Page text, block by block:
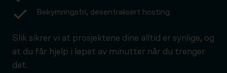
Bekymringsfri, desentralisert hosting.
Slik sikrer vi at prosjektene dine alltid er synlige, og
at du får hjelp i løpet av minutter når du trenger
det.